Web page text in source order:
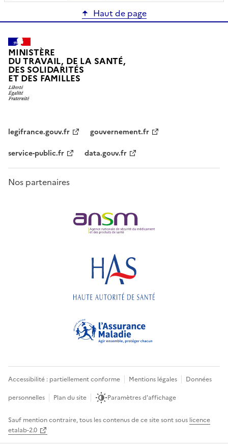
Haut de page
MINISTÈRE
DU TRAVAIL, DE LA SANTÉ,
DES SOLIDARITÉS
ET DES FAMILLES
legifrance.gouv.fr
gouvernement.fr
service-public.fr
data.gouv.fr
Nos partenaires
Accessibilité : partiellement conforme Mentions légales
Données
personnelles
Plan du site Paramètres d'affichage
Sauf mention contraire, tous les contenus de ce site sont sous licence
etalab-2.0